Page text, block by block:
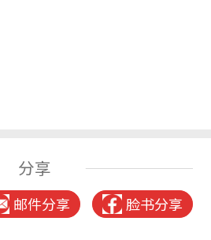
分享
邮件分享 脸书分享